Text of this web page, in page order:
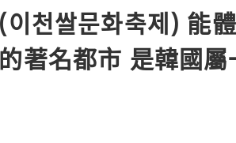
천쌀문화축제) 能
著名都市 是韓國